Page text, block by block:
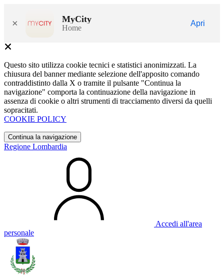
× MyCity
Home
Apri
Questo sito utilizza cookie tecnici e statistici anonimizzati. La
chiusura del banner mediante selezione dell'apposito comando
contraddistinto dalla X o tramite il pulsante "Continua la
navigazione" comporta la continuazione della navigazione in
assenza di cookie o altri strumenti di tracciamento diversi da quelli
sopracitati.
COOKIE POLICY
Continua la navigazione
Regione Lombardia
Accedi all'area
personale